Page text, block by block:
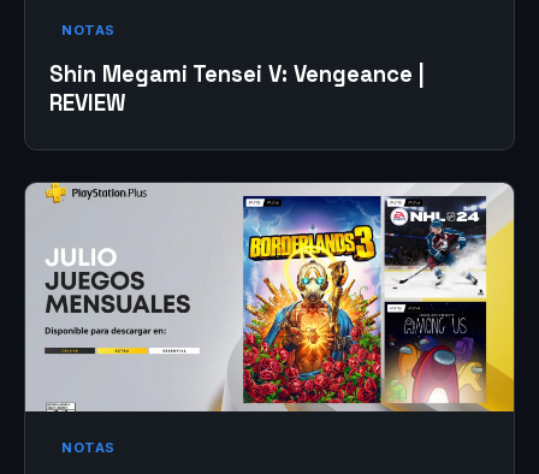
NOTAS
Shin Megami Tensei V: Vengeance |
REVIEW
NOTAS